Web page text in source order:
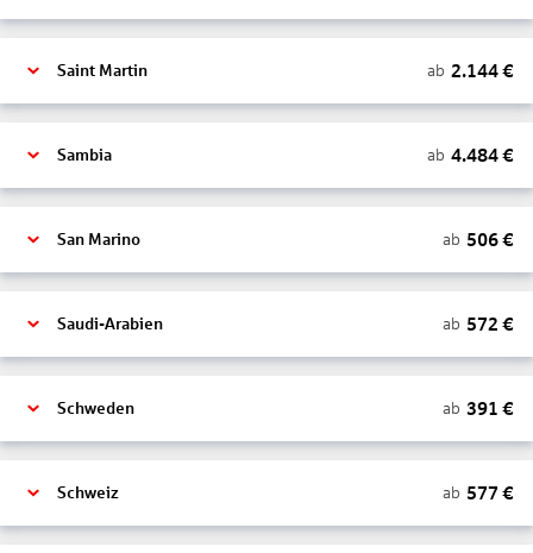
Saint Martin ab 2.144€
Sambia ab 4.484€
San Marino ab 506€
Saudi-Arabien ab 572 €
Schweden ab 391 €
Schweiz ab 577 €